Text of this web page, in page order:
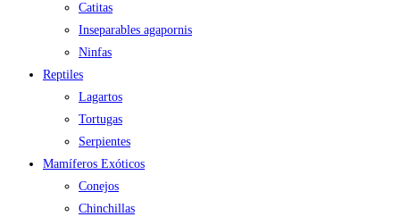
Catitas
Inseparables agapornis
Ninfas
Reptiles
Lagartos
Tortugas
Serpientes
Mamíferos Exóticos
Conejos
Chinchillas